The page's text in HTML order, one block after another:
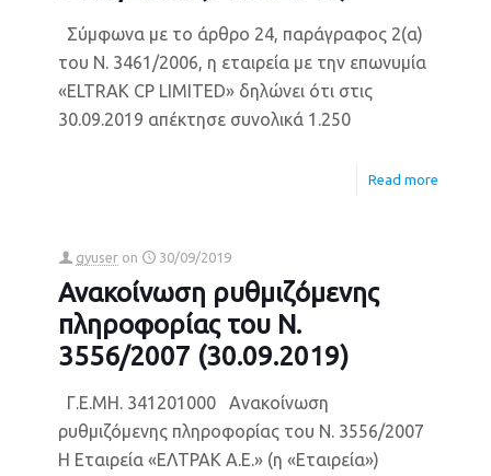
Σύμφωνα με το άρθρο 24, παράγραφος 2(α)
του Ν. 3461/2006, η εταιρεία με την επωνυμία
«ELTRAK CP LIMITED» δηλώνει ότι στις
30.09.2019 απέκτησε συνολικά 1.250
Read more
gyuser on 30/09/2019
Ανακοίνωση ρυθμιζόμενης
πληροφορίας του Ν.
3556/2007 (30.09.2019)
Γ.Ε.ΜΗ. 341201000 Ανακοίνωση
ρυθμιζόμενης πληροφορίας του Ν. 3556/2007
Η Εταιρεία «ΕΛΤΡΑΚ Α.Ε.» (η «Εταιρεία»)